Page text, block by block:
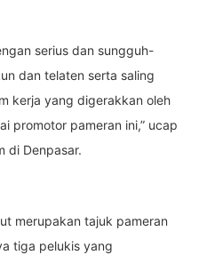
serius dan sungguh-
dan telaten serta saling
kerja yang digerakkan oleh
promotor pameran ini,” ucap
di Denpasar.
merupakan tajuk pameran
tiga pelukis yang